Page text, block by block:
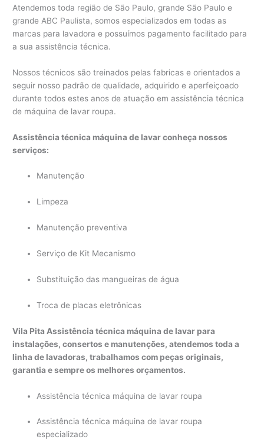
Atendemos toda região de São Paulo, grande São Paulo e
grande ABC Paulista, somos especializados em todas as
marcas para lavadora e possuímos pagamento facilitado para
a sua assistência técnica.
Nossos técnicos são treinados pelas fabricas e orientados a
seguir nosso padrão de qualidade, adquirido e aperfeiçoado
durante todos estes anos de atuação em assistência técnica
de máquina de lavar roupa.
Assistência técnica máquina de lavar conheça nossos
serviços:
Manutenção
Limpeza
Manutenção preventiva
Serviço de Kit Mecanismo
Substituição das mangueiras de água
Troca de placas eletrônicas
Vila Pita Assistência técnica máquina de lavar para
instalações, consertos e manutenções, atendemos toda a
linha de lavadoras, trabalhamos com peças originais,
garantia e sempre os melhores orçamentos.
Assistência técnica máquina de lavar roupa
Assistência técnica máquina de lavar roupa
especializado